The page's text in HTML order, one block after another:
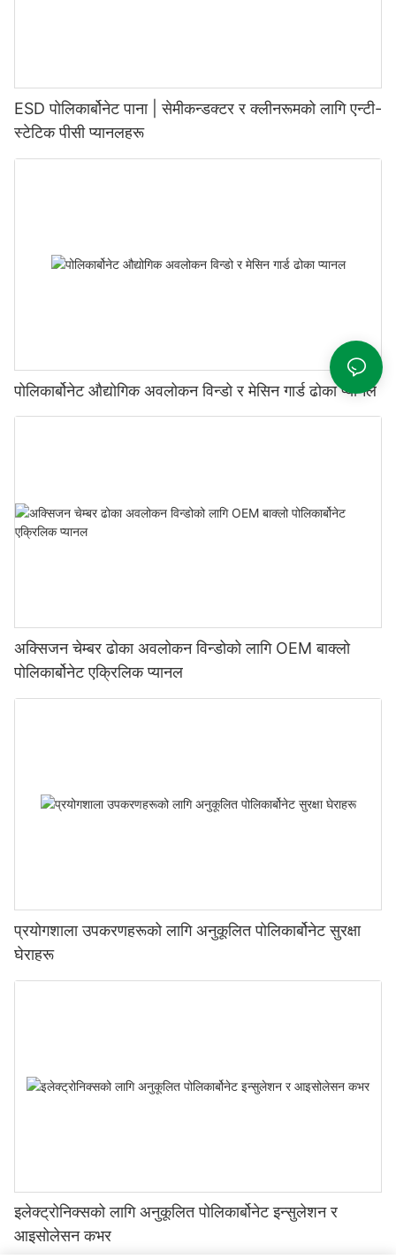
ESD पोलिकार्बोनेट पाना | सेमीकन्डक्टर र क्लीनरूमको लागि एन्टी-
स्टेटिक पीसी प्यानलहरू
पोलिकार्बोनेट औद्योगिक अवलोकन विन्डो र मेसिन गार्ड ढोका प्यानल
अक्सिजन चेम्बर ढोका अवलोकन विन्डोको लागि OEM बाक्लो
पोलिकार्बोनेट एक्रिलिक प्यानल
प्रयोगशाला उपकरणहरूको लागि अनुकूलित पोलिकार्बोनेट सुरक्षा
घेराहरू
इलेक्ट्रोनिक्सको लागि अनुकूलित पोलिकार्बोनेट इन्सुलेशन र
आइसोलेसन कभर